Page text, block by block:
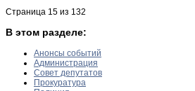
Страница 15 из 132
В этом разделе:
Анонсы событий
Администрация
Совет депутатов
Прокуратура